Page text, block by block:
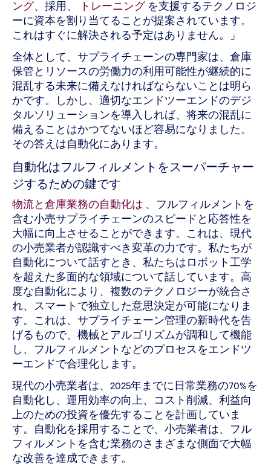
ング、採用、 トレーニングを支援するテクノロジ
ーに資本を割り当てることが提案されています。
これはすぐに解決される予定はありません。」
全体として、サプライチェーンの専門家は、倉庫
保管とリソースの労働力の利用可能性が継続的に
混乱する未来に備えなければならないことは明ら
かです。しかし、適切なエンドツーエンドのデジ
タルソリューションを導入しれば、将来の混乱に
備えることはかつてないほど容易になりました。
その答えは自動化にあります。
自動化はフルフィルメントをスーパーチャー
ジするための鍵です
物流と倉庫業務の自動化は 、フルフィルメントを
含む小売サプライチェーンのスピードと応答性を
大幅に向上させることができます。これは、現代
の小売業者が認識すべき変革の力です。私たちが
自動化について話すとき、私たちはロボット工学
を超えた多面的な領域について話しています。高
度な自動化により、複数のテクノロジーが統合さ
れ、スマートで独立した意思決定が可能になりま
す。これは、サプライチェーン管理の新時代を告
げるもので、機械とアルゴリズムが調和して機能
し、フルフィルメントなどのプロセスをエンドツ
ーエンドで合理化します。
現代の小売業者は、2025年までに日常業務の70%を
自動化し、運用効率の向上、コスト削減、利益向
上のための投資を優先することを計画していま
す。自動化を採用することで、小売業者は、フル
フィルメントを含む業務のさまざまな側面で大幅
な改善を達成できます。